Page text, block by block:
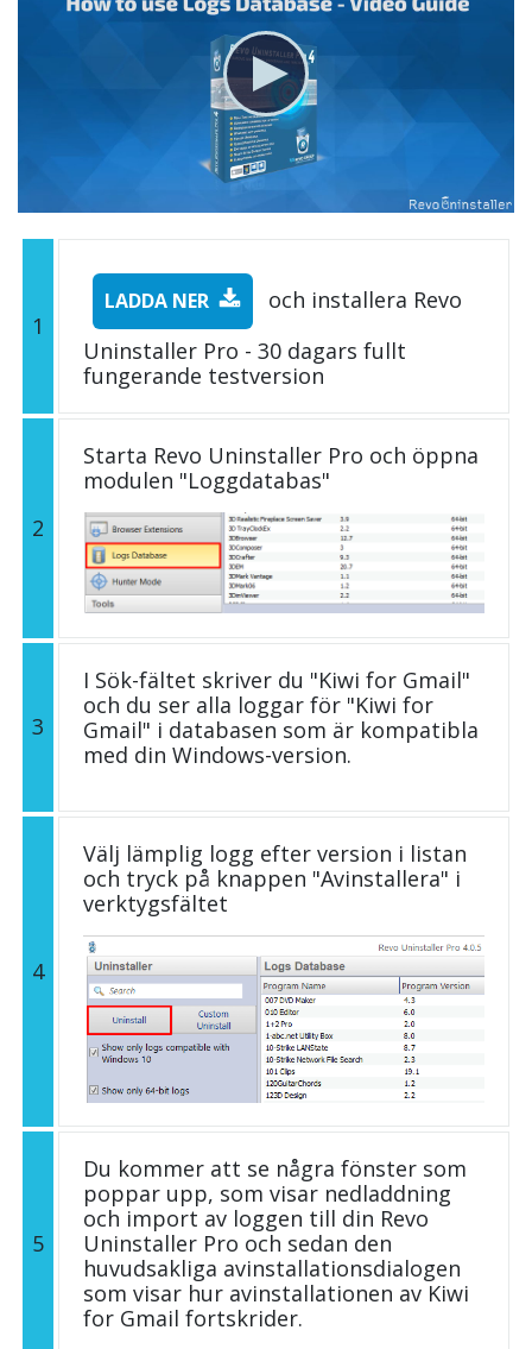
1
LADDA NER
och installera Revo
Uninstaller Pro - 30 dagars fullt
fungerande testversion
2
Starta Revo Uninstaller Pro och öppna
modulen "Loggdatabas"
3
I Sök-fältet skriver du "Kiwi for Gmail"
och du ser alla loggar för "Kiwi for
Gmail" i databasen som är kompatibla
med din Windows-version.
4
Välj lämplig logg efter version i listan
och tryck på knappen "Avinstallera" i
verktygsfältet
5
Du kommer att se några fönster som
poppar upp, som visar nedladdning
och import av loggen till din Revo
Uninstaller Pro och sedan den
huvudsakliga avinstallationsdialogen
som visar hur avinstallationen av Kiwi
for Gmail fortskrider.